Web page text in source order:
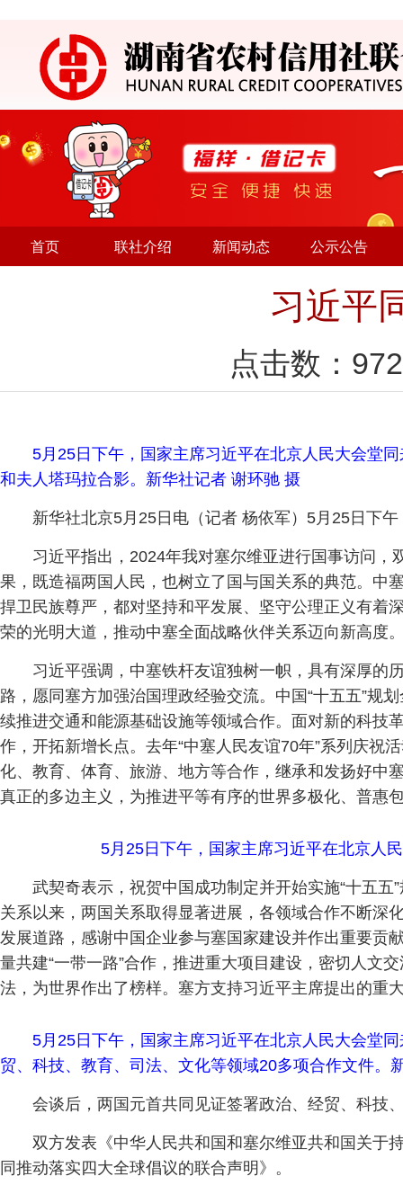
首页 联社介绍 新闻动态 公示公告
习近平
点击数： 972
5月25日下午，国家主席习近平在北京人民大会堂
和夫人塔玛拉合影。新华社记者 谢环驰 摄
新华社北京5月25日电（记者 杨依军）5月25日下
习近平指出，2024年我对塞尔维亚进行国事访问
果，既造福两国人民，也树立了国与国关系的典范。中
捍卫民族尊严，都对坚持和平发展、坚守公理正义有着
荣的光明大道，推动中塞全面战略伙伴关系迈向新高度
习近平强调，中塞铁杆友谊独树一帜，具有深厚的
路，愿同塞方加强治国理政经验交流。中国“十五五”规
续推进交通和能源基础设施等领域合作。面对新的科技
作，开拓新增长点。去年“中塞人民友谊70年”系列庆祝
化、教育、体育、旅游、地方等合作，继承和发扬好中
真正的多边主义，为推进平等有序的世界多极化、普惠
5月25日下午，国家主席习近平在北京人
武契奇表示，祝贺中国成功制定并开始实施“十五
关系以来，两国关系取得显著进展，各领域合作不断深
发展道路，感谢中国企业参与塞国家建设并作出重要贡
量共建“一带一路”合作，推进重大项目建设，密切人文
法，为世界作出了榜样。塞方支持习近平主席提出的重
5月25日下午，国家主席习近平在北京人民大会堂
贸、科技、教育、司法、文化等领域20多项合作文件。
会谈后，两国元首共同见证签署政治、经贸、科技
双方发表《中华人民共和国和塞尔维亚共和国关于
同推动落实四大全球倡议的联合声明》。